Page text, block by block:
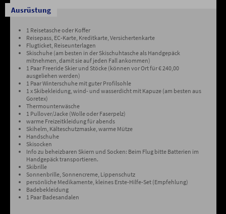
Ausrüstung
1 Reisetasche oder Koffer
Reisepass, EC-Karte, Kreditkarte, Versichertenkarte
Flugticket, Reiseunterlagen
Skischuhe (am besten in der Skischuhtasche als Handgepäck
mitnehmen, damit sie auf jeden Fall ankommen)
1 Paar Freeride Skier und Stöcke (können vor Ort für € 240,00
ausgeliehen werden)
1 Paar Winterschuhe mit guter Profilsohle
1 x Skibekleidung, wind- und wasserdicht mit Kapuze (am besten aus
Goretex)
Thermounterwäsche
1 Pullover/Jacke (Wolle oder Faserpelz)
warme Freizeitkleidung für abends
Skihelm, Kälteschutzmaske, warme Mütze
Handschuhe
Skisocken
Info zu beheizbaren Skiern und Socken: Beim Flug bitte Batterien im
Handgepäck transportieren.
Skibrille
Sonnenbrille, Sonnencreme, Lippenschutz
persönliche Medikamente, kleines Erste-Hilfe-Set (Empfehlung)
Badebekleidung
1 Paar Badesandalen